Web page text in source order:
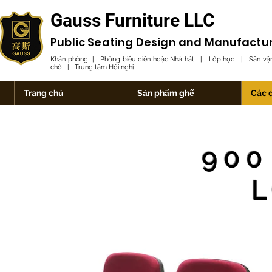
Gauss Furniture LLC
Public Seating Design and
Khán phòng | Phòng biểu diễn hoặc Nhà hát | Lớp học | Sân
chờ | Trung tâm Hội nghị
Trang chủ Sản phẩm ghế Các